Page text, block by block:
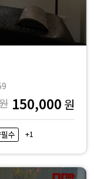
150,000 원
수 +1